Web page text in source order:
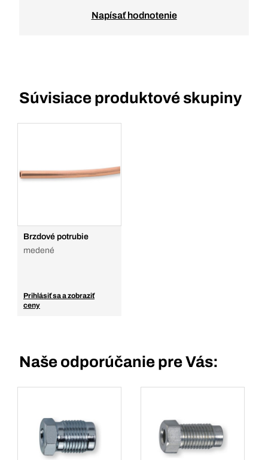
Napísať hodnotenie
Súvisiace produktové skupiny
Brzdové potrubie
medené
Prihlásiť sa a zobraziť
ceny
Naše odporúčanie pre Vás: